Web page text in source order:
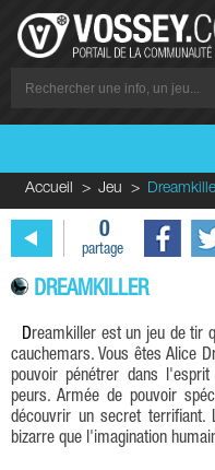
Accueil Jeu
0
partage
DREAMKILLER
Dreamkiller est un jeu de tir qui emmène le joueur dans le monde des
cauchemars. Vous êtes Alice
pouvoir pénétrer dans
peurs. Armée de pouvoir
découvrir un secret
bizarre que l'imagination